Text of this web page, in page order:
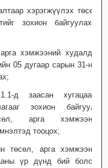
хэрэгжүүлэх төсөл,
зохион байгуулахад
хэмжээний худалдан
05 дугаар сарын 31-ний
д заасан хугацаанд
зохион байгуулж
арга хэмжээний
тооцох;
төсөл, арга хэмжээний
үр дүнд бий болсон